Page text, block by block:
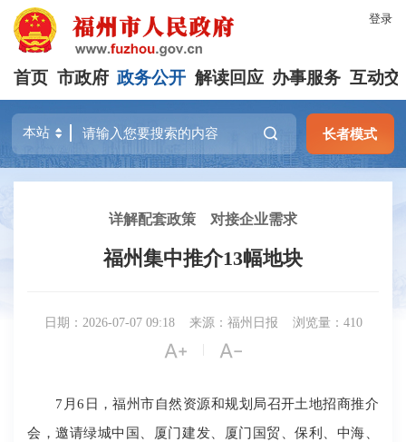
登录
首页 市政府 政务公开 解读回应 办事服务 互动交
长者模式
详解配套政策 对接企业需求
福州集中推介13幅地块
日期：2026-07-07 09:18 来源：福州日报 浏览量：410
 | 
7月6日，福州市自然资源和规划局召开土地招商推介
会，邀请绿城中国、厦门建发、厦门国贸、保利、中海、